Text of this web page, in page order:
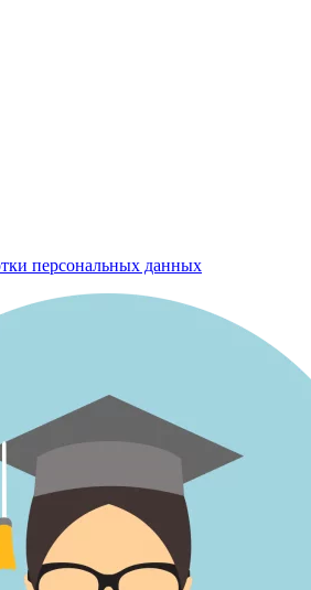
персональных данных